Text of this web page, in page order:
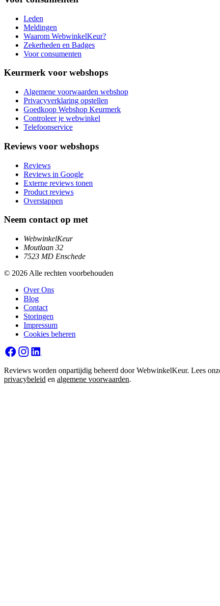
Leden
Meldingen
Waarom WebwinkelKeur?
Zekerheden en Badges
Voor consumenten
Keurmerk voor webshops
Algemene voorwaarden webshop
Privacyverklaring opstellen
Goedkoop Webshop Keurmerk
Controleer je webwinkel
Telefoonservice
Reviews voor webshops
Reviews
Reviews in Google
Externe reviews tonen
Product reviews
Overstappen
Neem contact op met
WebwinkelKeur
Moutlaan 32
7523 MD Enschede
© 2026 Alle rechten voorbehouden
Over Ons
Blog
Contact
Storingen
Impressum
Cookies beheren
Reviews worden onpartijdig beheerd door WebwinkelKeur. Lees
privacybeleid en algemene voorwaarden.